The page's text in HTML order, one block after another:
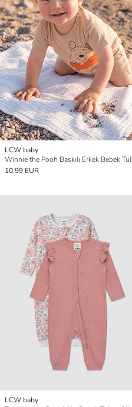
LCW baby
10.99 EUR
LCW baby